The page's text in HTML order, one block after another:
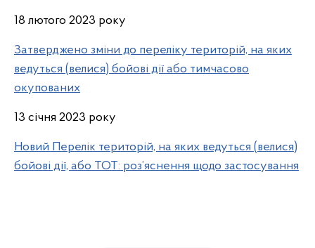
18 лютого 2023 року
Затверджено зміни до переліку територій, на яких
ведуться (велися) бойові дії або тимчасово
окупованих
13 січня 2023 року
Новий Перелік територій, на яких ведуться (велися)
бойові дії, або ТОТ: роз’яснення щодо застосування